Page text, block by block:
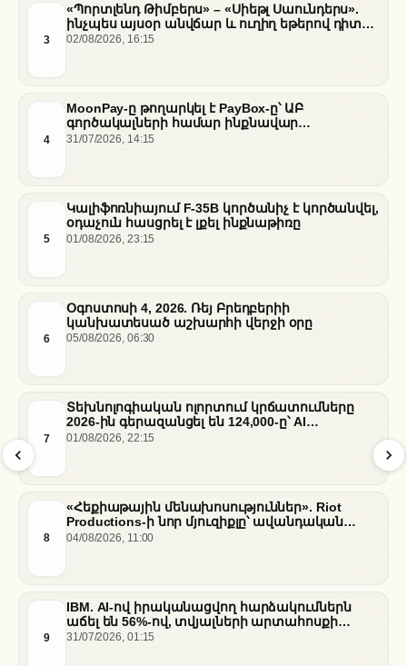
3
«Պորտլենդ Թիմբերս» – «Սիեթլ Սաունդերս».
ինչպես այսօր անվճար և ուղիղ եթերով դիտել
հանդիպումը
02/08/2026, 16:15
4
MoonPay-ը թողարկել է PayBox-ը՝ ԱԲ
գործակալների համար ինքնավար
ֆինանսական գործարքներ ապահովելու
31/07/2026, 14:15
5
Կալիֆոռնիայում F-35B կործանիչ է կործանվել,
օդաչուն հասցրել է լքել ինքնաթիռը
01/08/2026, 23:15
6
Օգոստոսի 4, 2026. Ռեյ Բրեդբերիի
կանխատեսած աշխարհի վերջի օրը
05/08/2026, 06:30
7
Տեխնոլոգիական ոլորտում կրճատումները
2026-ին գերազանցել են 124,000-ը՝ AI
ենթակառուցվածքների վերաբաշխման ֆոնին
01/08/2026, 22:15
8
«Հեքիաթային մենախոսություններ». Riot
Productions-ի նոր մյուզիքլը՝ ավանդական
պատմությունների նոր վերաիմաստավորում
04/08/2026, 11:00
9
IBM. AI-ով իրականացվող հարձակումներն
աճել են 56%-ով, տվյալների արտահոսքի
ծախսերը հասել են ռեկորդային մակարդակի
31/07/2026, 01:15